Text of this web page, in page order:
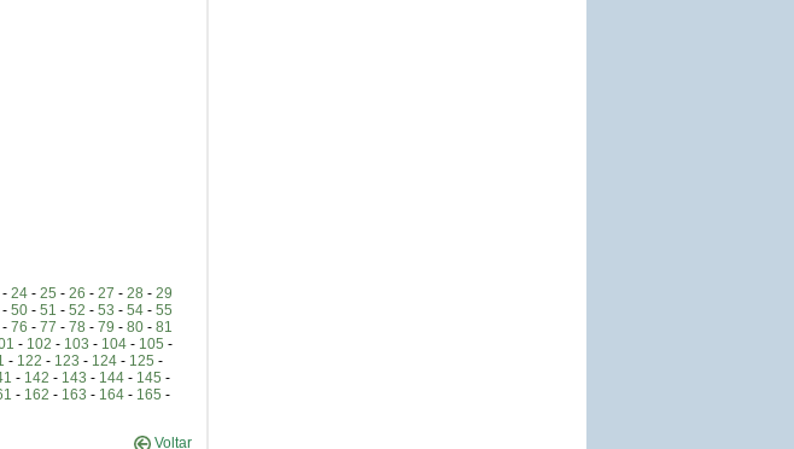
- 24 - 25 - 26 - 27 - 28 - 29
- 50- 51 - 52 - 53 - 54- 55
- 76 - 77 - 78 - 79 - 80- 81
- 102 - 103 - 104 - 105 -
- 122 - 123 - 124 - 125 -
- 142 - 143 - 144- 145 -
- 162 - 163 - 164- 165 -
Voltar